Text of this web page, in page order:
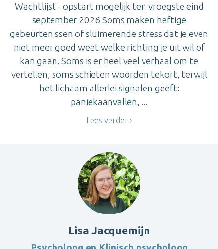
Wachtlijst - opstart mogelijk ten vroegste eind
september 2026 Soms maken heftige
gebeurtenissen of sluimerende stress dat je even
niet meer goed weet welke richting je uit wil of
kan gaan. Soms is er heel veel verhaal om te
vertellen, soms schieten woorden tekort, terwijl
het lichaam allerlei signalen geeft:
paniekaanvallen, ...
Lees verder
Lisa Jacquemijn